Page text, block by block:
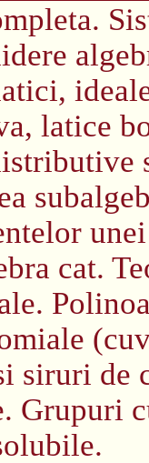
latice
cat.
siruri de
Grupuri